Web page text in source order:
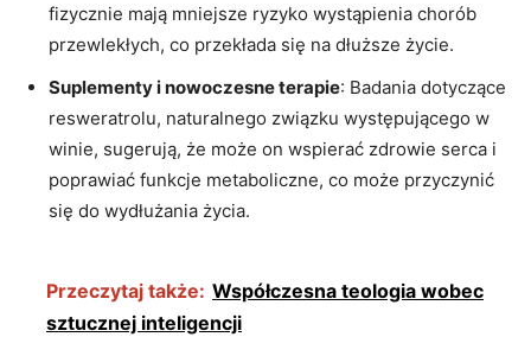
fizycznie mają mniejsze ryzyko wystąpienia chorób
przewlekłych, co przekłada się na dłuższe życie.
Suplementy i nowoczesne terapie: Badania dotyczące
resweratrolu, naturalnego związku występującego w
winie, sugerują, że może on wspierać zdrowie serca i
poprawiać funkcje metaboliczne, co może przyczynić
się do wydłużania życia.
Przeczytaj także: Współczesna teologia wobec
sztucznej inteligencji